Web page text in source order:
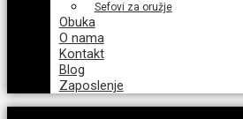
Sefovi za oružje
Obuka
O nama
Kontakt
Blog
Zaposlenje